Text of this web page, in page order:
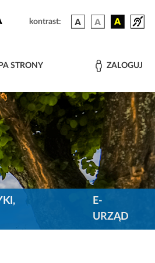
kontrast:
STRONY ZALOGUJ
E-
URZĄD